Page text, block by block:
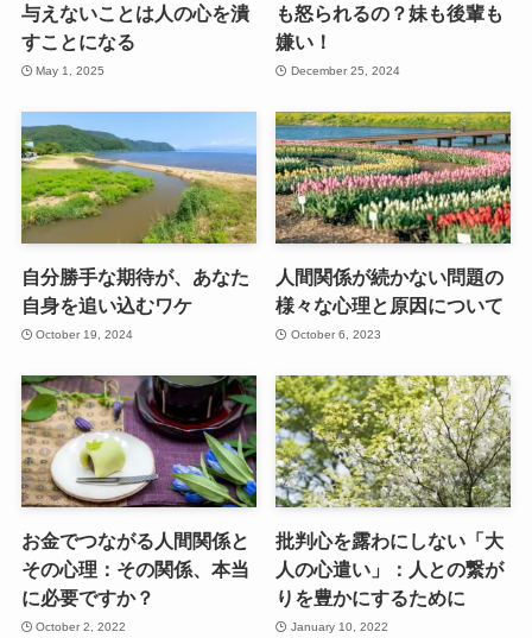
与えないことは人の心を潰
すことになる
May 1, 2025
も怒られるの？妹も後輩も
嫌い！
December 25, 2024
自分勝手な期待が、あなた
自身を追い込むワケ
October 19, 2024
人間関係が続かない問題の
様々な心理と原因について
October 6, 2023
お金でつながる人間関係と
その心理：その関係、本当
に必要ですか？
October 2, 2022
批判心を露わにしない「大
人の心遣い」：人との繋が
りを豊かにするために
January 10, 2022